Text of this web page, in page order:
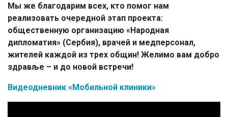
Мы же благодарим всех, кто помог нам
реализовать очередной этап проекта:
общественную организацию «Народная
дипломатия» (Сербия), врачей и медперсонал,
жителей каждой из трех общин! Желимо вам добро
здравље – и до новой встречи!
Видеодневник «Мобильной клиники»